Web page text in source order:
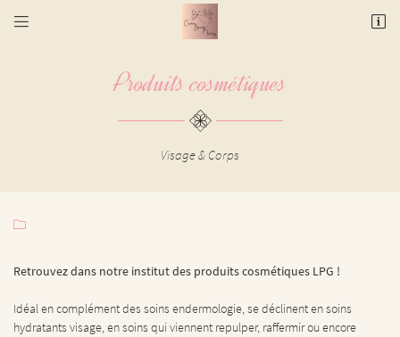
 
 Adresse email de réception
En cochant cette case, vous consentez à recevoir nos propositions commerciales à l'adresse
email indiqué ci-dessus. Vous pouvez vous désinscrire à tout moment en utilisant
formulaire de désinscription.
Produits cosmétiques
Visage & Corps

Retrouvez dans notre institut des produits cosmétiques LPG !
Idéal en complément des soins endermologie, se déclinent en soins
hydratants visage, en soins qui viennent repulper, raffermir ou encore